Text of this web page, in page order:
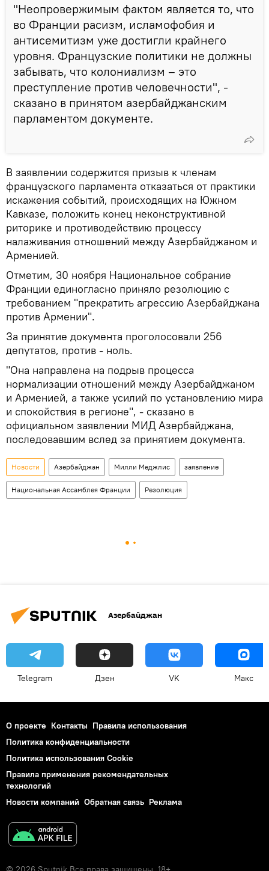
"Неопровержимым фактом является то, что
во Франции расизм, исламофобия и
антисемитизм уже достигли крайнего
уровня. Французские политики не должны
забывать, что колониализм – это
преступление против человечности", -
сказано в принятом азербайджанским
парламентом документе.
В заявлении содержится призыв к членам
французского парламента отказаться от практики
искажения событий, происходящих на Южном
Кавказе, положить конец неконструктивной
риторике и противодействию процессу
налаживания отношений между Азербайджаном и
Арменией.
Отметим, 30 ноября Национальное собрание
Франции единогласно приняло резолюцию с
требованием "прекратить агрессию Азербайджана
против Армении".
За принятие документа проголосовали 256
депутатов, против - ноль.
"Она направлена на подрыв процесса
нормализации отношений между Азербайджаном
и Арменией, а также усилий по установлению мира
и спокойствия в регионе", - сказано в
официальном заявлении МИД Азербайджана,
последовавшим вслед за принятием документа.
Новости Азербайджан Милли Меджлис заявление
Национальная Ассамблея Франции Резолюция
Азербайджан
Telegram Дзен VK Макс
О проекте Контакты Правила использования
Политика конфиденциальности
Политика использования Cookie
Правила применения рекомендательных
технологий
Новости компаний Обратная связь Реклама